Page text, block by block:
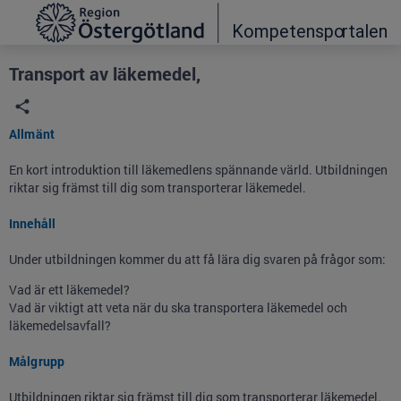
Grade
Portal
Transport av läkemedel,
Allmänt
En kort introduktion till läkemedlens spännande värld. Utbildningen
riktar sig främst till dig som transporterar läkemedel.
Innehåll
Under utbildningen kommer du att få lära dig svaren på frågor som:
Vad är ett läkemedel?
Vad är viktigt att veta när du ska transportera läkemedel och
läkemedelsavfall?
Målgrupp
Utbildningen riktar sig främst till dig som transporterar läkemedel.